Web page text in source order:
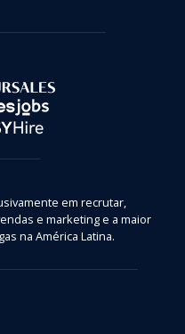
em recrutar,
e marketing e a maior
na América Latina.